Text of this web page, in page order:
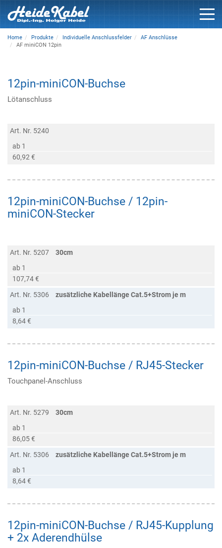
Home Produkte Individuelle Anschlussfelder
AF Anschlüsse
AF miniCON 12pin
12pin-miniCON-Buchse
Lötanschluss
Art. Nr. 5240
ab 1
60,92 €
12pin-miniCON-Buchse / 12pin-
miniCON-Stecker
Art. Nr. 5207
30cm
ab 1
107,74 €
Art. Nr. 5306
zusätzliche Kabellänge Cat.5+Strom je m
ab 1
8,64 €
12pin-miniCON-Buchse / RJ45-Stecker
Touchpanel-Anschluss
Art. Nr. 5279
30cm
ab 1
86,05 €
Art. Nr. 5306
zusätzliche Kabellänge Cat.5+Strom je m
ab 1
8,64 €
12pin-miniCON-Buchse / RJ45-Kupplung
+ 2x Aderendhülse